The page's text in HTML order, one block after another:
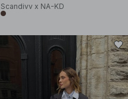
Scandivv x NA-KD